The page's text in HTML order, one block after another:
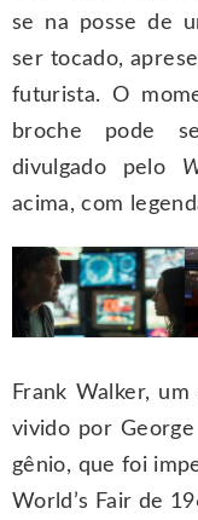
se na posse de
ser tocado,
futurista. O
broche pode
divulgado pelo
acima, com
Frank Walker,
vivido por
gênio, que foi
World’s Fair de